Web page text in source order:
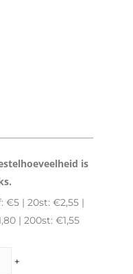
is
€5 | 20st: €2,55 |
| 200st: €1,55
+